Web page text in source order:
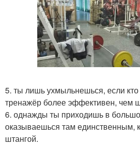
5. ты лишь ухмыльнешься, если кто
тренажёр более эффективен, чем
6. однажды ты приходишь в
оказываешься там единственным,
штангой.